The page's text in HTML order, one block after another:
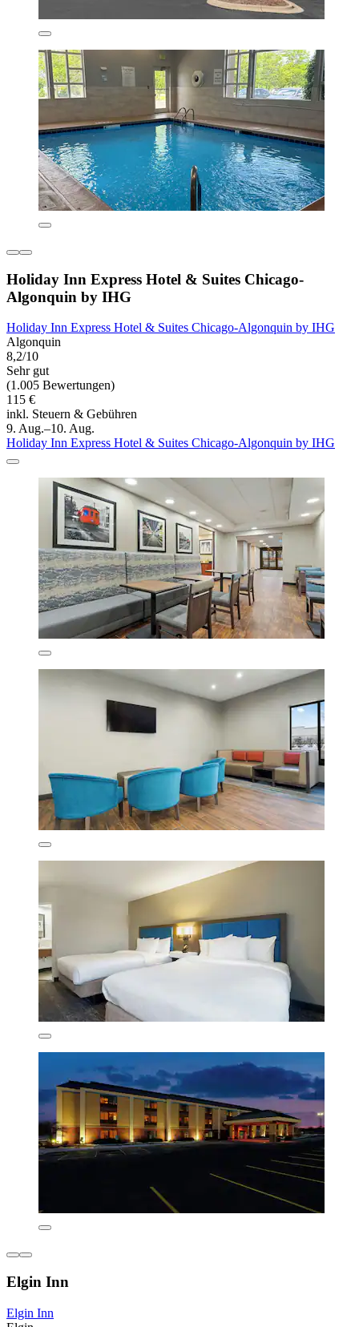
Holiday Inn Express Hotel & Suites Chicago-
Algonquin by IHG
Holiday Inn Express Hotel & Suites Chicago-Algonquin by IHG
Algonquin
8,2/10
Sehr gut
(1.005 Bewertungen)
115 €
inkl. Steuern & Gebühren
9. Aug.–10. Aug.
Holiday Inn Express Hotel & Suites Chicago-Algonquin by IHG
Elgin Inn
Elgin Inn